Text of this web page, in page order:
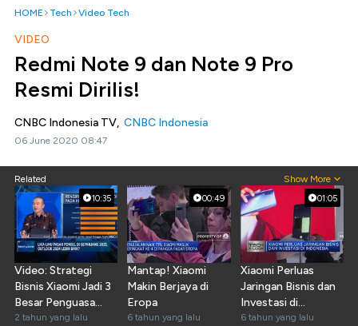
HOME Tech Video Tech
VIDEO
Redmi Note 9 dan Note 9 Pro
Resmi Dirilis!
CNBC Indonesia TV, CNBC Indonesia
06 June 2020 08:47
Related Show More
10:35
Video: Strategi
Bisnis Xiaomi Jadi 3
Besar Penguasa
Pasar Ponsel RI
2 tahun yang lalu
00:49
Mantap! Xiaomi
Makin Berjaya di
Eropa
6 tahun yang lalu
01:05
Xiaomi Perluas
Jaringan Bisnis dan
Investasi di
Indonesia
6 tahun yang lalu